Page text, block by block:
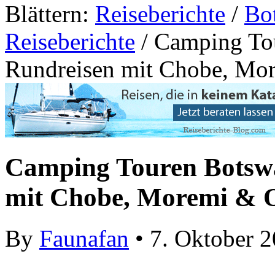
Blättern: Reiseberichte /
Reiseberichte / Camping
Rundreisen mit Chobe,
Camping Touren
mit Chobe, Moremi &
By Faunafan • 7. Oktober